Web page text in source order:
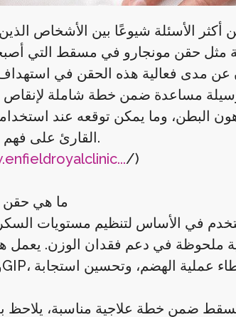
الأسئلة شيوعًا بين الأشخاص الذين
مثل حقن مونجارو في مسقط التي
عن مدى فعالية هذه الحقن في
وسيلة مساعدة ضمن خطة شاملة
البطن، وما يمكن توقعه عند
القارئ على فهم الصورة كاملة دون مبالغة أو تضليل.
/)
ما هي حقن
في الأساس لتنظيم مستويات
ملحوظة في دعم فقدان الوزن.
ضمن خطة علاجية مناسبة، يلاحظ